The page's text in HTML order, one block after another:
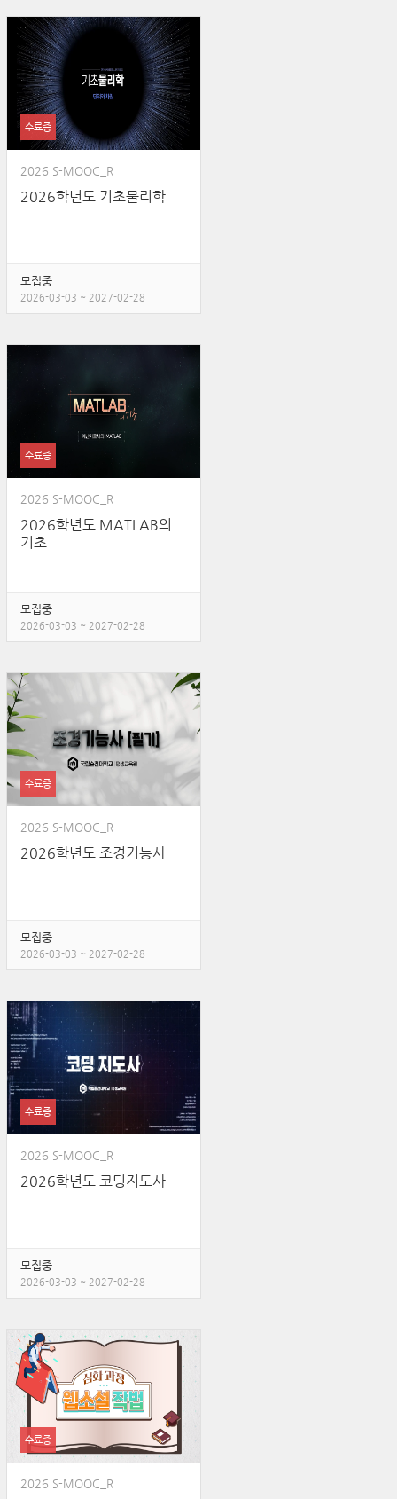
수료증
2026 S-MOOC_R
2026학년도 기초물리학
모집중
2026-03-03 ~ 2027-02-28
수료증
2026 S-MOOC_R
2026학년도 MATLAB의
기초
모집중
2026-03-03 ~ 2027-02-28
수료증
2026 S-MOOC_R
2026학년도 조경기능사
모집중
2026-03-03 ~ 2027-02-28
수료증
2026 S-MOOC_R
2026학년도 코딩지도사
모집중
2026-03-03 ~ 2027-02-28
수료증
2026 S-MOOC_R